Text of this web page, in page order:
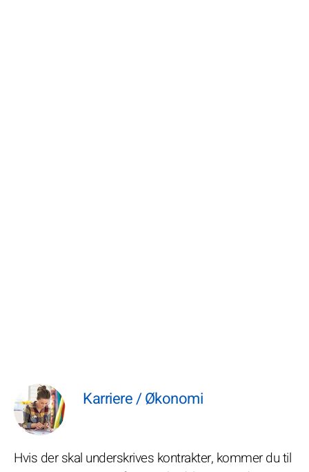
Karriere / Økonomi
Hvis der skal underskrives kontrakter, kommer du til